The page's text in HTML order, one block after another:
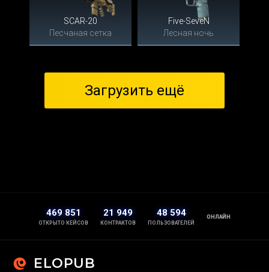
SCAR-20
Песчаная сетка
Five-SeveN
Лесная ночь
Загрузить ещё
469 851
ОТКРЫТО КЕЙСОВ
21 949
КОНТРАКТОВ
48 594
ПОЛЬЗОВАТЕЛЕЙ
ОНЛАЙН
ELOPUB